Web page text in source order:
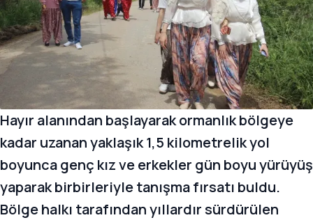
Hayır alanından başlayarak ormanlık bölgeye
kadar uzanan yaklaşık 1,5 kilometrelik yol
boyunca genç kız ve erkekler gün boyu yürüyüş
yaparak birbirleriyle tanışma fırsatı buldu.
Bölge halkı tarafından yıllardır sürdürülen